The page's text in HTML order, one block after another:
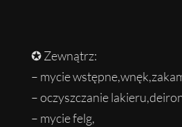
✪ Zewnątrz:
– mycie
– oczyszczanie
– mycie felg,